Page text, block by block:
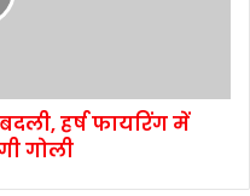
हर्ष फायरिंग में
गोली